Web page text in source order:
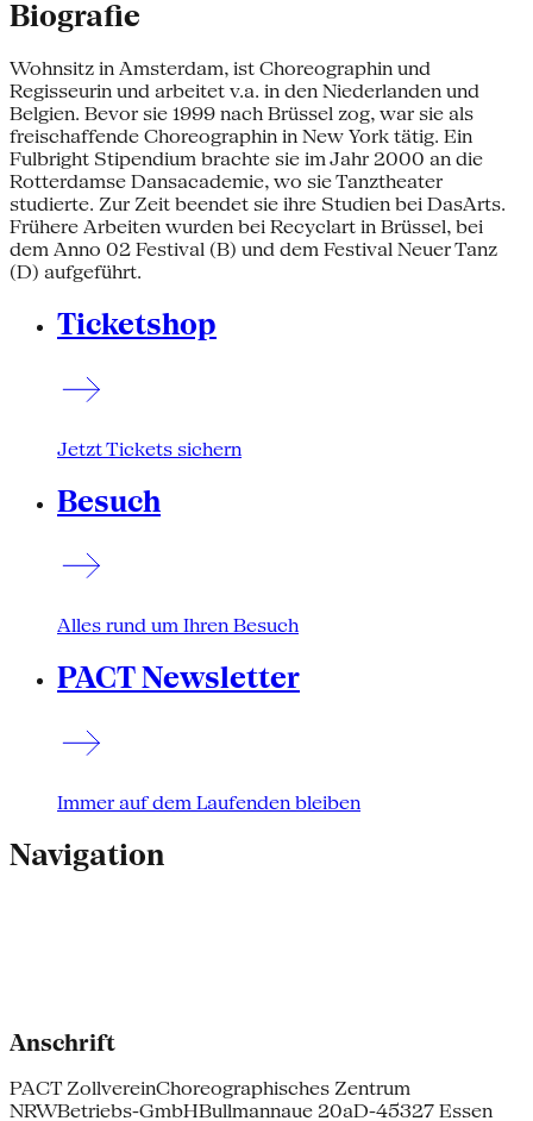
Biografie
Wohnsitz in Amsterdam, ist Choreographin und
Regisseurin und arbeitet v.a. in den Niederlanden und
Belgien. Bevor sie 1999 nach Brüssel zog, war sie als
freischaffende Choreographin in New York tätig. Ein
Fulbright Stipendium brachte sie im Jahr 2000 an die
Rotterdamse Dansacademie, wo sie Tanztheater
studierte. Zur Zeit beendet sie ihre Studien bei DasArts.
Frühere Arbeiten wurden bei Recyclart in Brüssel, bei
dem Anno 02 Festival (B) und dem Festival Neuer Tanz
(D) aufgeführt.
Ticketshop
Jetzt Tickets sichern
Besuch
Alles rund um Ihren Besuch
PACT Newsletter
Immer auf dem Laufenden bleiben
Navigation
Anschrift
PACT ZollvereinChoreographisches Zentrum
NRWBetriebs-GmbHBullmannaue 20aD-45327 Essen